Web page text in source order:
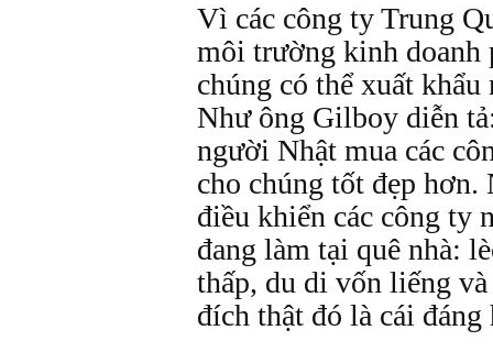
Vì các công ty Trung
môi trường kinh doanh
chúng có thể xuất
Như ông Gilboy diễn
người Nhật mua các
cho chúng tốt đẹp
điều khiển các công ty
đang làm tại quê nhà:
thấp, du di vốn liếng
đích thật đó là cái đáng